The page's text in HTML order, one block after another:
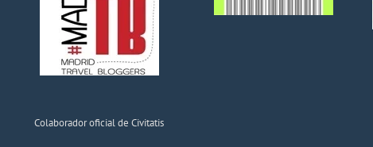
Colaborador oficial de Civitatis